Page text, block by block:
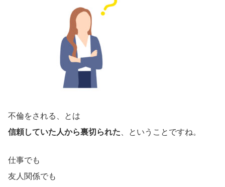
不倫をされる、とは
信頼していた人から裏切られた 、ということですね。
仕事でも
友人関係でも